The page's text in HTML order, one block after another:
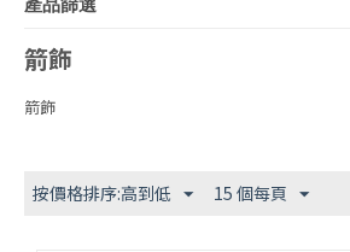
產品篩選
箭飾
箭飾
按價格排序:高到低 15 個每頁